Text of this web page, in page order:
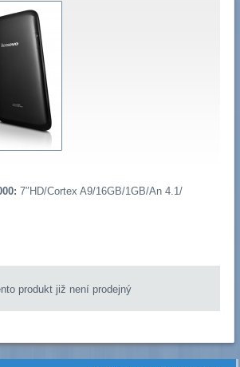
7″HD/Cortex A9/16GB/1GB/An 4.1/
produkt již není prodejný